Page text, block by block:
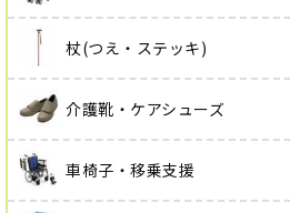
杖(つえ・ステッキ)
介護靴・ケアシューズ
車椅子・移乗支援